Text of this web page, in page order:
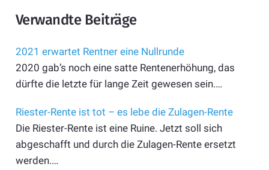
Verwandte Beiträge
2021 erwartet Rentner eine Nullrunde
2020 gab’s noch eine satte Rentenerhöhung, das
dürfte die letzte für lange Zeit gewesen sein.…
Riester-Rente ist tot – es lebe die Zulagen-Rente
Die Riester-Rente ist eine Ruine. Jetzt soll sich
abgeschafft und durch die Zulagen-Rente ersetzt
werden.…